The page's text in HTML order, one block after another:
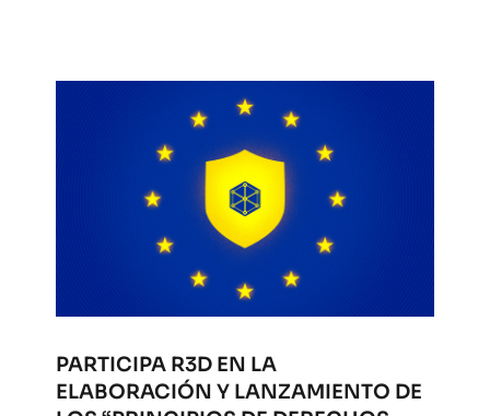
PARTICIPA R3D EN LA
ELABORACIÓN Y LANZAMIENTO DE